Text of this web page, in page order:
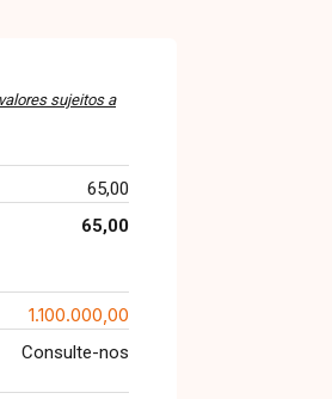
valores sujeitos a
65,00
65,00
1.100.000,00
Consulte-nos